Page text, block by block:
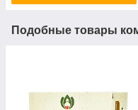
Подобные товары